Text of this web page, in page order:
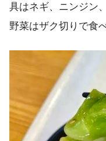
具はネギ、ニンジン
野菜はザク切りで食